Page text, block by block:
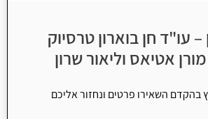
עו"ד חן בוארון טרסיוק
אטיאס וליאור שרון
בהקדם השאירו פרטים ונחזור אליכם